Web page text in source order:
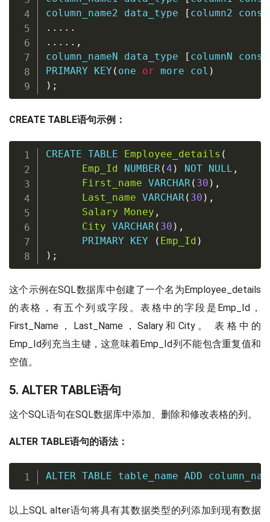
column_name2 data_type
[ column2
. . . . .
. . . . . ,
column_nameN data_type
[ columnN
PRIMARY
KEY ( one or more col )
) ;
CREATE TABLE语句示例：
CREATE TABLE Employee_details (
Emp_Id NUMBER(4 ) NOT NULL ,
First_name VARCHAR( 30 ) ,
Last_name VARCHAR( 30 ) ,
Salary Money ,
City VARCHAR( 30 ) ,
PRIMARY
KEY ( Emp_Id )
) ;
这个示例在SQL数据库中创建了一个名为Employee_details
的表格，有五个列或字段。表格中的字段是Emp_Id，
First_Name，Last_Name，Salary和City。 表格中的
Emp_Id列充当主键，这意味着Emp_Id列不能包含重复值和
空值。
5. ALTER TABLE语句
这个SQL语句在SQL数据库中添加、删除和修改表格的列。
ALTER TABLE语句的语法：
ALTER TABLE table_name ADD
以上SQL alter语句将具有其数据类型的列添加到现有数据